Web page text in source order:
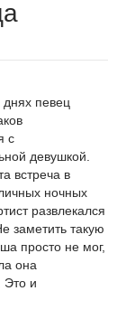
днях певец
с
девушкой.
встреча в
ночных
развлекался
заметить такую
просто не мог,
она
Это и